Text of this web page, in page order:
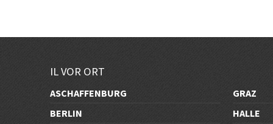
IL VOR ORT
ASCHAFFENBURG
BERLIN
GRAZ
HALLE